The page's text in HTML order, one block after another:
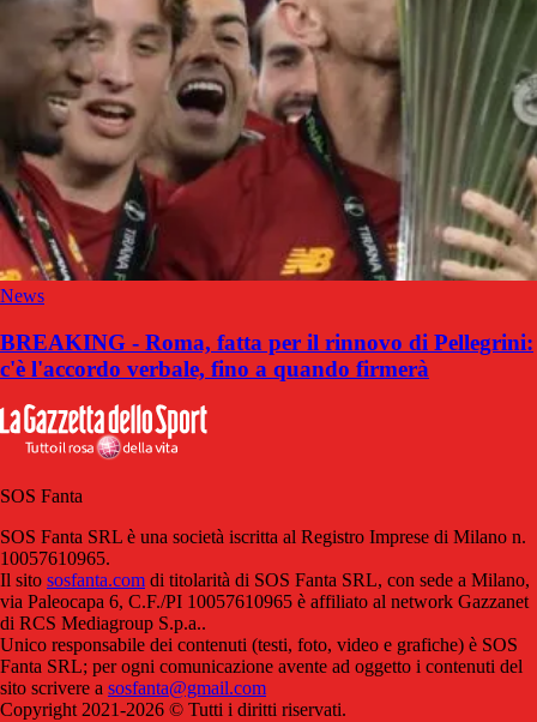
News
BREAKING - Roma, fatta per il rinnovo di Pellegrini:
c'è l'accordo verbale, fino a quando firmerà
SOS Fanta
SOS Fanta SRL è una società iscritta al Registro Imprese di Milano n.
10057610965.
Il sito sosfanta.com di titolarità di SOS Fanta SRL, con sede a Milano,
via Paleocapa 6, C.F./PI 10057610965 è affiliato al network Gazzanet
di RCS Mediagroup S.p.a..
Unico responsabile dei contenuti (testi, foto, video e grafiche) è SOS
Fanta SRL; per ogni comunicazione avente ad oggetto i contenuti del
sito scrivere a sosfanta@gmail.com
Copyright 2021-2026 © Tutti i diritti riservati.